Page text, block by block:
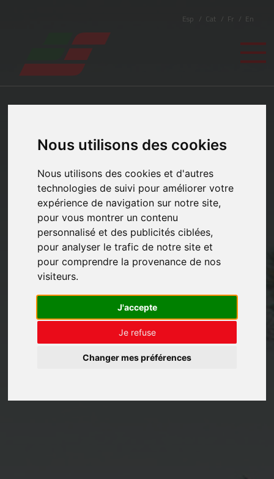
Nous utilisons des cookies
Nous utilisons des cookies et d'autres
technologies de suivi pour améliorer votre
expérience de navigation sur notre site,
pour vous montrer un contenu
personnalisé et des publicités ciblées,
pour analyser le trafic de notre site et
pour comprendre la provenance de nos
visiteurs.
J'accepte
Je refuse
Changer mes préférences
Esp Cat Fr En